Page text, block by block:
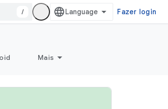
/ Fazer login
Mais